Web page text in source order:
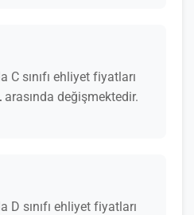
C sınıfı ehliyet fiyatları
arasında değişmektedir.
D sınıfı ehliyet fiyatları